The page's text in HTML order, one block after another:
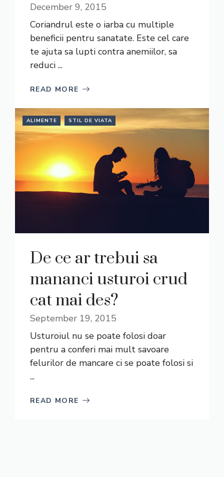
December 9, 2015
Coriandrul este o iarba cu multiple
beneficii pentru sanatate. Este cel care
te ajuta sa lupti contra anemiilor, sa
reduci ...
READ MORE
ALIMENTE STIL DE VIATA
De ce ar trebui sa
mananci usturoi crud
cat mai des?
September 19, 2015
Usturoiul nu se poate folosi doar
pentru a conferi mai mult savoare
felurilor de mancare ci se poate folosi si
...
READ MORE